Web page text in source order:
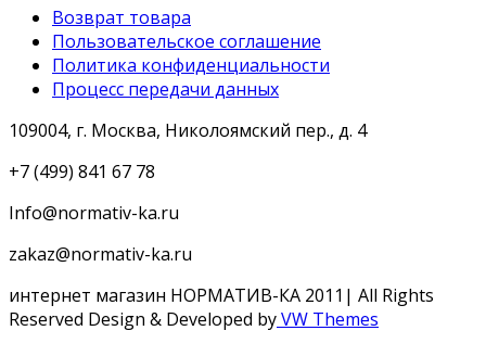
Возврат товара
Пользовательское соглашение
Политика конфиденциальности
Процесс передачи данных
109004, г. Москва, Николоямский пер., д. 4
+7 (499) 841 67 78
Info@normativ-ka.ru
zakaz@normativ-ka.ru
интернет магазин НОРМАТИВ-КА 2011| All Rights
Reserved Design & Developed byVW Themes